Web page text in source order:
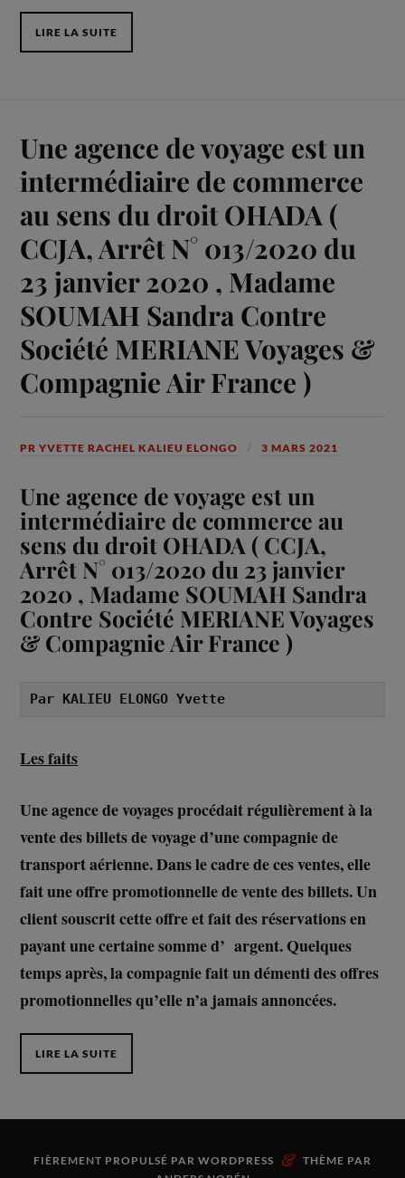
LIRE LA SUITE
Une agence de voyage est un
intermédiaire de commerce
au sens du droit OHADA (
CCJA, Arrêt N° 013/2020 du
23 janvier 2020 , Madame
SOUMAH Sandra Contre
Société MERIANE Voyages &
Compagnie Air France )
PR YVETTE RACHEL KALIEU ELONGO 3 MARS 2021
Une agence de voyage est un
intermédiaire de commerce au
sens du droit OHADA ( CCJA,
Arrêt N° 013/2020 du 23 janvier
2020 , Madame SOUMAH Sandra
Contre Société MERIANE Voyages
& Compagnie Air France )
Par KALIEU ELONGO Yvette
Les faits
Une agence de voyages procédait régulièrement à la
vente des billets de voyage d’une compagnie de
transport aérienne. Dans le cadre de ces ventes, elle
fait une offre promotionnelle de vente des billets. Un
client souscrit cette offre et fait des réservations en
payant une certaine somme d’ argent. Quelques
temps après, la compagnie fait un démenti des offres
promotionnelles qu’elle n’a jamais annoncées.
LIRE LA SUITE
FIÈREMENT PROPULSÉ PAR WORDPRESS & THÈME PAR